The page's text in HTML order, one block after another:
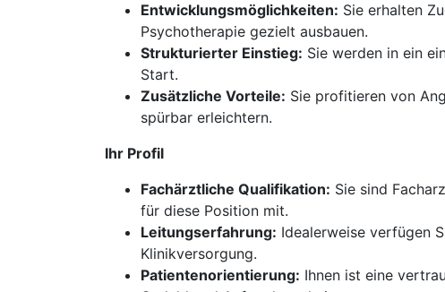
Entwicklungsmöglichkeiten: Sie erhalten
Psychotherapie gezielt ausbauen.
Strukturierter Einstieg: Sie werden in ein
Start.
Zusätzliche Vorteile: Sie profitieren von
spürbar erleichtern.
Ihr Profil
Fachärztliche Qualifikation: Sie sind
für diese Position mit.
Leitungserfahrung: Idealerweise verfügen
Klinikversorgung.
Patientenorientierung: Ihnen ist eine